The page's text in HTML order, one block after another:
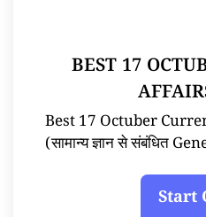
BEST 17
Best 17 Octuber
(सामान्य ज्ञान से संबंधित